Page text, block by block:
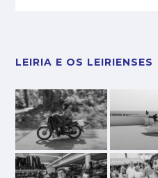
LEIRIA E OS LEIRIENSES